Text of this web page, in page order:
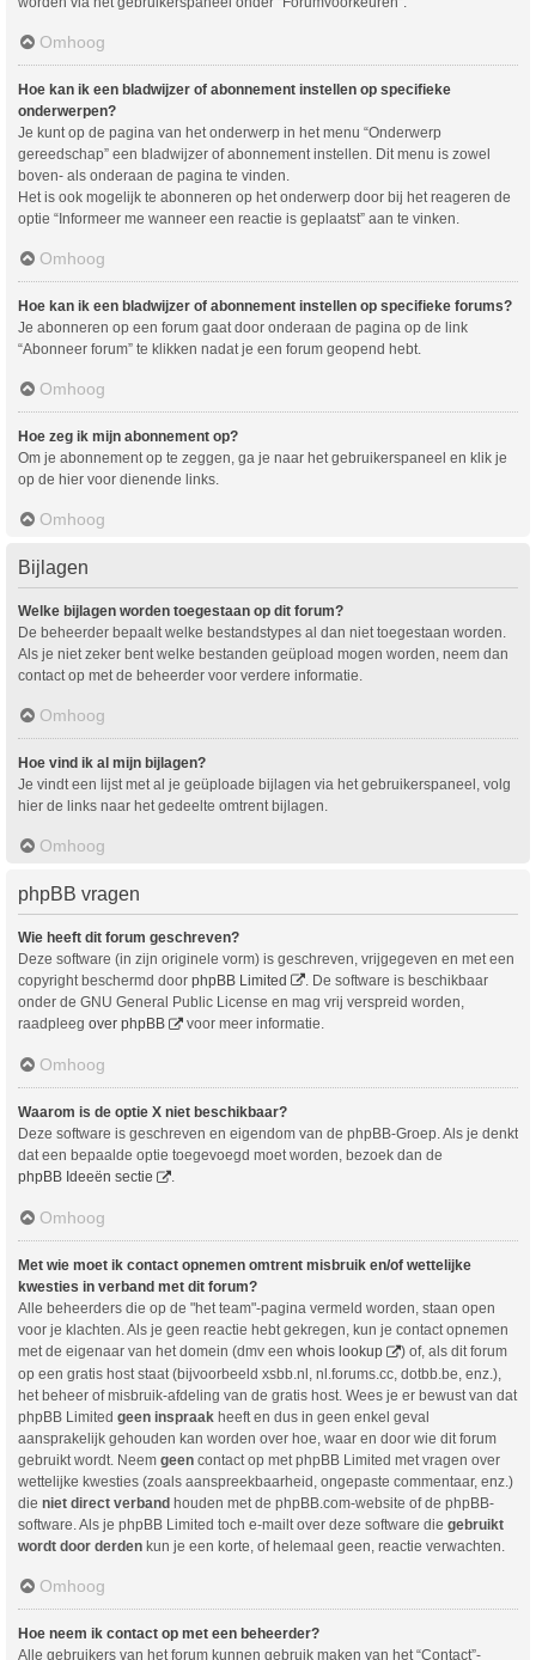
Omhoog
Hoe kan ik een bladwijzer of abonnement instellen op specifieke
onderwerpen?
Je kunt op de pagina van het onderwerp in het menu “Onderwerp
gereedschap” een bladwijzer of abonnement instellen. Dit menu is zowel
boven- als onderaan de pagina te vinden.
Het is ook mogelijk te abonneren op het onderwerp door bij het reageren de
optie “Informeer me wanneer een reactie is geplaatst” aan te vinken.
Omhoog
Hoe kan ik een bladwijzer of abonnement instellen op specifieke forums?
Je abonneren op een forum gaat door onderaan de pagina op de link
“Abonneer forum” te klikken nadat je een forum geopend hebt.
Omhoog
Hoe zeg ik mijn abonnement op?
Om je abonnement op te zeggen, ga je naar het gebruikerspaneel en klik je
op de hier voor dienende links.
Omhoog
Bijlagen
Welke bijlagen worden toegestaan op dit forum?
De beheerder bepaalt welke bestandstypes al dan niet toegestaan worden.
Als je niet zeker bent welke bestanden geüpload mogen worden, neem dan
contact op met de beheerder voor verdere informatie.
Omhoog
Hoe vind ik al mijn bijlagen?
Je vindt een lijst met al je geüploade bijlagen via het gebruikerspaneel, volg
hier de links naar het gedeelte omtrent bijlagen.
Omhoog
phpBB vragen
Wie heeft dit forum geschreven?
Deze software (in zijn originele vorm) is geschreven, vrijgegeven en met een
copyright beschermd door phpBB Limited
. De software is beschikbaar
onder de GNU General Public License en mag vrij verspreid worden,
raadpleeg over phpBB voor meer informatie.
Omhoog
Waarom is de optie X niet beschikbaar?
Deze software is geschreven en eigendom van de phpBB-Groep. Als je denkt
dat een bepaalde optie toegevoegd moet worden, bezoek dan de
phpBB Ideeën sectie
.
Omhoog
Met wie moet ik contact opnemen omtrent misbruik en/of wettelijke
kwesties in verband met dit forum?
Alle beheerders die op de "het team"-pagina vermeld worden, staan open
voor je klachten. Als je geen reactie hebt gekregen, kun je contact opnemen
met de eigenaar van het domein (dmv een whois lookup
) of, als dit forum
op een gratis host staat (bijvoorbeeld xsbb.nl, nl.forums.cc, dotbb.be, enz.),
het beheer of misbruik-afdeling van de gratis host. Wees je er bewust van dat
phpBB Limited geen inspraak heeft en dus in geen enkel geval
aansprakelijk gehouden kan worden over hoe, waar en door wie dit forum
gebruikt wordt. Neem geen contact op met phpBB Limited met vragen over
wettelijke kwesties (zoals aanspreekbaarheid, ongepaste commentaar, enz.)
die niet direct verband houden met de phpBB.com-website of de phpBB-
software. Als je phpBB Limited toch e-mailt over deze software die gebruikt
wordt door derden kun je een korte, of helemaal geen, reactie verwachten.
Omhoog
Hoe neem ik contact op met een beheerder?
Alle gebruikers van het forum kunnen gebruik maken van het “Contact”-